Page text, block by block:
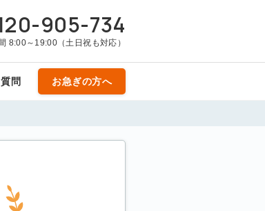
905-734
8:00～19:00（土日祝も対応）
問 お急ぎの方へ